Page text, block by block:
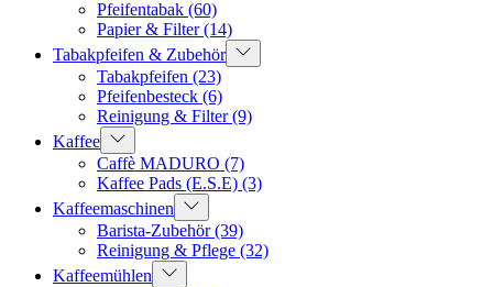
Pfeifentabak (60)
Papier & Filter(14)
Tabakpfeifen & Zubehör
Tabakpfeifen (23)
Pfeifenbesteck (6)
Reinigung & Filter(9)
Kaffee
Caffè MADURO (7)
Kaffee Pads (E.S.E) (3)
Kaffeemaschinen
Barista-Zubehör(39)
Reinigung & Pflege (32)
Kaffeemühlen